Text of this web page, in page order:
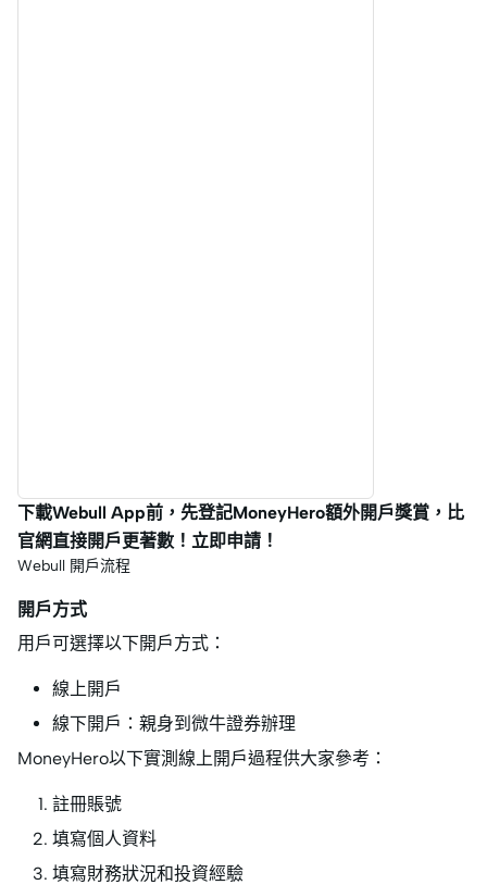
下載Webull App前，先登記MoneyHero額外開戶獎賞，比
官網直接開戶更著數！立即申請！
Webull 開戶流程
開戶方式
用戶可選擇以下開戶方式：
線上開戶
線下開戶：親身到微牛證券辦理
MoneyHero以下實測線上開戶過程供大家參考：
註冊賬號
填寫個人資料
填寫財務狀況和投資經驗